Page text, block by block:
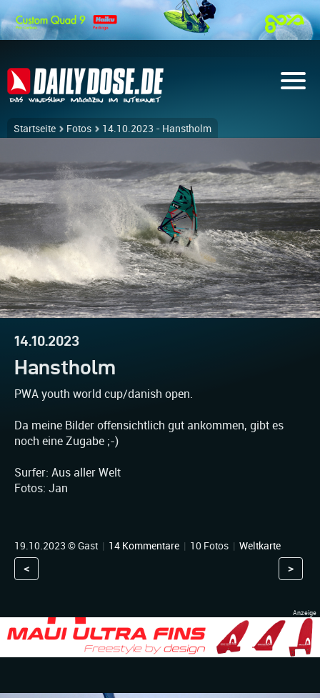
Startseite Fotos 14.10.2023 - Hanstholm
14.10.2023
Hanstholm
PWA youth world cup/danish open.
Da meine Bilder offensichtlich gut ankommen, gibt es
noch eine Zugabe ;-)
Surfer: Aus aller Welt
Fotos: Jan
19.10.2023 © Gast | 14 Kommentare | 10 Fotos | Weltkarte
< >